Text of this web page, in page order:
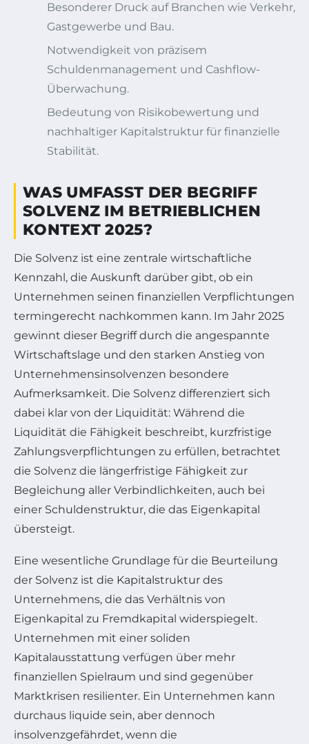
Besonderer Druck auf Branchen wie Verkehr,
Gastgewerbe und Bau.
Notwendigkeit von präzisem
Schuldenmanagement und Cashflow-
Überwachung.
Bedeutung von Risikobewertung und
nachhaltiger Kapitalstruktur für finanzielle
Stabilität.
WAS UMFASST DER BEGRIFF
SOLVENZ IM BETRIEBLICHEN
KONTEXT 2025?
Die Solvenz ist eine zentrale wirtschaftliche
Kennzahl, die Auskunft darüber gibt, ob ein
Unternehmen seinen finanziellen Verpflichtungen
termingerecht nachkommen kann. Im Jahr 2025
gewinnt dieser Begriff durch die angespannte
Wirtschaftslage und den starken Anstieg von
Unternehmensinsolvenzen besondere
Aufmerksamkeit. Die Solvenz differenziert sich
dabei klar von der Liquidität: Während die
Liquidität die Fähigkeit beschreibt, kurzfristige
Zahlungsverpflichtungen zu erfüllen, betrachtet
die Solvenz die längerfristige Fähigkeit zur
Begleichung aller Verbindlichkeiten, auch bei
einer Schuldenstruktur, die das Eigenkapital
übersteigt.
Eine wesentliche Grundlage für die Beurteilung
der Solvenz ist die Kapitalstruktur des
Unternehmens, die das Verhältnis von
Eigenkapital zu Fremdkapital widerspiegelt.
Unternehmen mit einer soliden
Kapitalausstattung verfügen über mehr
finanziellen Spielraum und sind gegenüber
Marktkrisen resilienter. Ein Unternehmen kann
durchaus liquide sein, aber dennoch
insolvenzgefährdet, wenn die